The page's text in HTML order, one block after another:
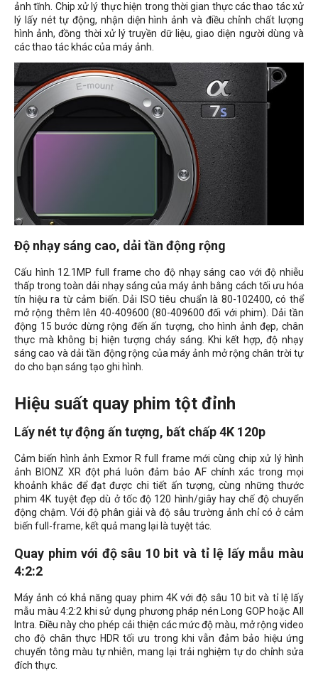
ảnh tĩnh. Chip xử lý thực hiện trong thời gian thực các thao tác xử
lý lấy nét tự động, nhận diện hình ảnh và điều chỉnh chất lượng
hình ảnh, đồng thời xử lý truyền dữ liệu, giao diện người dùng và
các thao tác khác của máy ảnh.
Độ nhạy sáng cao, dải tần động rộng
Cấu hình 12.1MP full frame cho độ nhạy sáng cao với độ nhiễu
thấp trong toàn dải nhạy sáng của máy ảnh bằng cách tối ưu hóa
tín hiệu ra từ cảm biến. Dải ISO tiêu chuẩn là 80-102400, có thể
mở rộng thêm lên 40-409600 (80-409600 đối với phim). Dải tần
động 15 bước dừng rộng đến ấn tượng, cho hình ảnh đẹp, chân
thực mà không bị hiện tượng cháy sáng. Khi kết hợp, độ nhạy
sáng cao và dải tần động rộng của máy ảnh mở rộng chân trời tự
do cho bạn sáng tạo ghi hình.
Hiệu suất quay phim tột đỉnh
Lấy nét tự động ấn tượng, bất chấp 4K 120p
Cảm biến hình ảnh Exmor R full frame mới cùng chip xử lý hình
ảnh BIONZ XR đột phá luôn đảm bảo AF chính xác trong mọi
khoảnh khắc để đạt được chi tiết ấn tượng, cùng những thước
phim 4K tuyệt đẹp dù ở tốc độ 120 hình/giây hay chế độ chuyển
động chậm. Với độ phân giải và độ sâu trường ảnh chỉ có ở cảm
biến full-frame, kết quả mang lại là tuyệt tác.
Quay phim với độ sâu 10 bit và tỉ lệ lấy mẫu màu
4:2:2
Máy ảnh có khả năng quay phim 4K với độ sâu 10 bit và tỉ lệ lấy
mẫu màu 4:2:2 khi sử dụng phương pháp nén Long GOP hoặc All
Intra. Điều này cho phép cải thiện các mức độ màu, mở rộng video
cho độ chân thực HDR tối ưu trong khi vẫn đảm bảo hiệu ứng
chuyển tông màu tự nhiên, mang lại trải nghiệm tự do chỉnh sửa
đích thực.